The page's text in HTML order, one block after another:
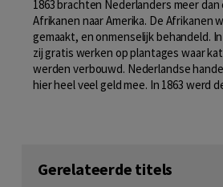
1863 brachten Nederlanders meer
Afrikanen naar Amerika. De Afrikanen
gemaakt, en onmenselijk behandeld.
zij gratis werken op plantages waar
werden verbouwd. Nederlandse
hier heel veel geld mee. In 1863 werd
Gerelateerde titels